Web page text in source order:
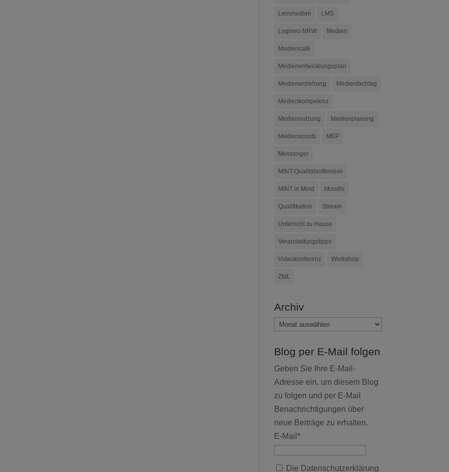
Lernmedien LMS
Logineo NRW Medien
Mediencafé
Medienentwicklungsplan
Medienerziehung Medienfachtag
Medienkompetenz
Mediennutzung Medienplanung
Medienscouts MEP
Messenger
MINT-Qualitätsoffensive
MINT in Mind Moodle
Qualifikation Stream
Unterricht zu Hause
Veranstaltungstipps
Videokonferenz Workshop
ZfdL
Archiv
Archiv
Blog per E-Mail folgen
Geben Sie Ihre E-Mail-
Adresse ein, um diesem Blog
zu folgen und per E-Mail
Benachrichtigungen über
neue Beiträge zu erhalten.
E-Mail*
Die Datenschutzerklärung